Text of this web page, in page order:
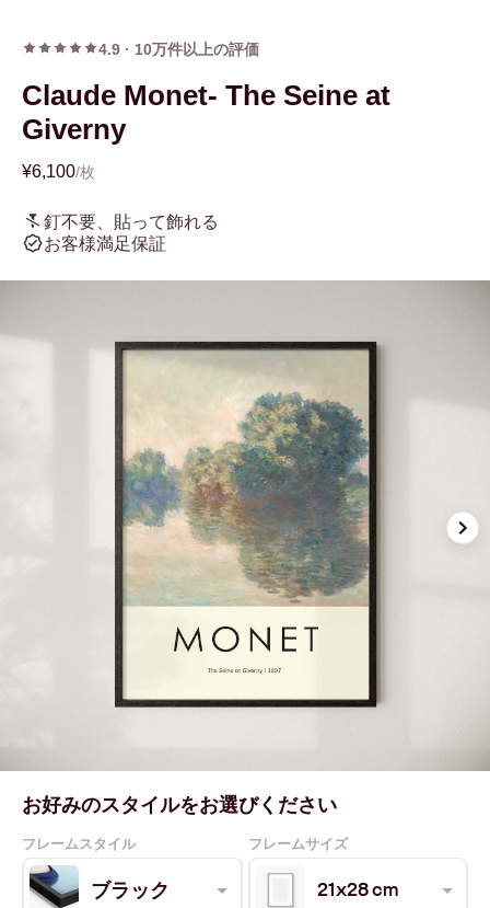
4.9 · 10万件以上の評価
Claude Monet- The Seine at
Giverny
¥6,100/枚
釘不要、貼って飾れる
お客様満足保証
お好みのスタイルをお選びください
フレームスタイル フレームサイズ
ブラック 21x28 cm